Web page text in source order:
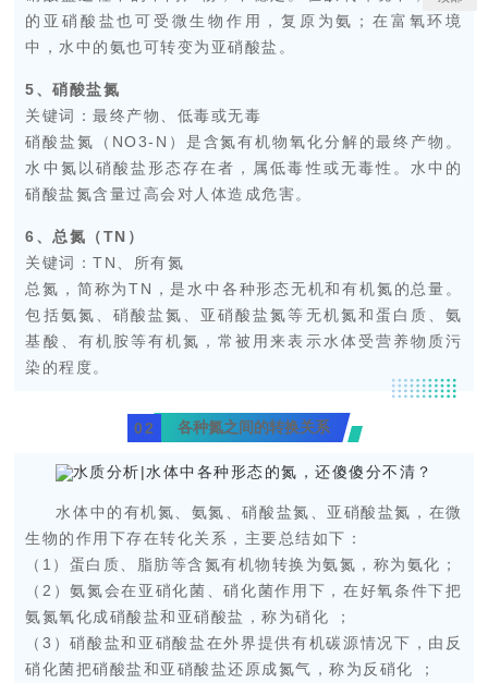
的亚硝酸盐也可受微生物作用，复原为氨；在富氧环境
中，水中的氨也可转变为亚硝酸盐。
5、硝酸盐氮
关键词：最终产物、低毒或无毒
硝酸盐氮（NO3-N）是含氮有机物氧化分解的最终产物。
水中氮以硝酸盐形态存在者，属低毒性或无毒性。水中的
硝酸盐氮含量过高会对人体造成危害。
6、总氮（TN）
关键词：TN、所有氮
总氮，简称为TN，是水中各种形态无机和有机氮的总量。
包括氨氮、硝酸盐氮、亚硝酸盐氮等无机氮和蛋白质、氨
基酸、有机胺等有机氮，常被用来表示水体受营养物质污
染的程度。
02 各种氮之间的转换关系
水体中的有机氮、氨氮、硝酸盐氮、亚硝酸盐氮，在微
生物的作用下存在转化关系，主要总结如下：
（1）蛋白质、脂肪等含氮有机物转换为氨氮，称为氨化；
（2）氨氮会在亚硝化菌、硝化菌作用下，在好氧条件下把
氨氮氧化成硝酸盐和亚硝酸盐，称为硝化 ；
（3）硝酸盐和亚硝酸盐在外界提供有机碳源情况下，由反
硝化菌把硝酸盐和亚硝酸盐还原成氮气，称为反硝化 ；